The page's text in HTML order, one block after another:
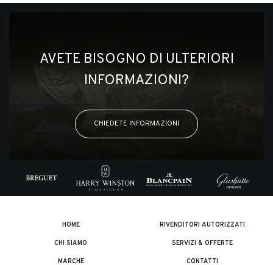
AVETE BISOGNO DI ULTERIORI
INFORMAZIONI?
CHIEDETE INFORMAZIONI
HOME
CHI SIAMO
MARCHE
RIVENDITORI AUTORIZZATI
SERVIZI & OFFERTE
CONTATTI